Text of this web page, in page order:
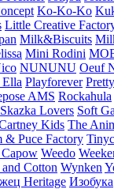
Ko-Ko-Ko
Little Creative
Milk&Biscuits
Mini Rodini
NUNUNU Oeuf
Playforever
AMS Rockahula
Skazka Lovers Soft
Kids The
& Puce Factory
Weedo
Cotton Wynken
Heritage Изобука